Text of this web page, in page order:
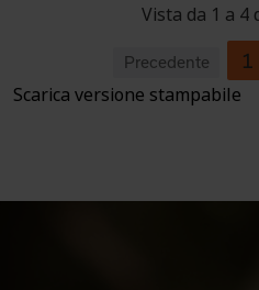
Vista da 1 a
Precedente 1
Scarica versione stampabile